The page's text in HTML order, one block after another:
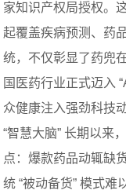
家知识产权局授权。
起覆盖疾病预测、药
统，不仅彰显了药兜
国医药行业正式迈入
众健康注入强劲科技
“智慧大脑” 长期以来
点：爆款药品动辄缺
统 “被动备货” 模式